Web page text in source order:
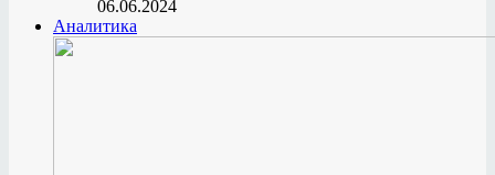
06.06.2024
Аналитика